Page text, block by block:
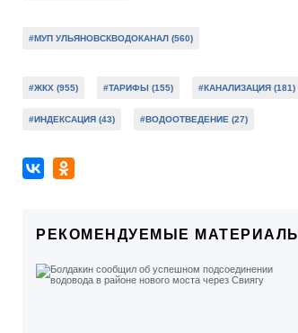
#МУП УЛЬЯНОВСКВОДОКАНАЛ (560)
#ЖКХ (955) #ТАРИФЫ (155) #КАНАЛИЗАЦИЯ (181)
#ИНДЕКСАЦИЯ (43) #ВОДООТВЕДЕНИЕ (27)
РЕКОМЕНДУЕМЫЕ МАТЕРИАЛЫ